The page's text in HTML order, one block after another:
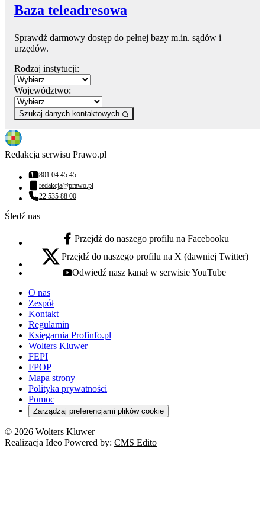
Baza teleadresowa
Sprawdź darmowy dostęp do pełnej bazy m.in. sądów i
urzędów.
Rodzaj instytucji:
Województwo:
Szukaj danych kontaktowych
Redakcja serwisu Prawo.pl
Numer telefonu:
801 04 45 45
Adres email:
redakcja@prawo.pl
Numer telefonu:
22 535 88 00
Śledź nas
facebook - otwiera się w nowej karcie
Przejdź do naszego profilu na Facebooku
x - otwiera się w nowej karcie
Przejdź do naszego profilu na X (dawniej Twitter)
youtube - otwiera się w nowej karcie
Odwiedź nasz kanał w serwisie YouTube
O nas
Zespół
Kontakt
Regulamin
Księgarnia Profinfo.pl
Wolters Kluwer
FEPI
FPOP
Mapa strony
Polityka prywatności
Pomoc
Zarządzaj preferencjami plików cookie
© 2026 Wolters Kluwer
Realizacja Ideo Powered by: CMS Edito